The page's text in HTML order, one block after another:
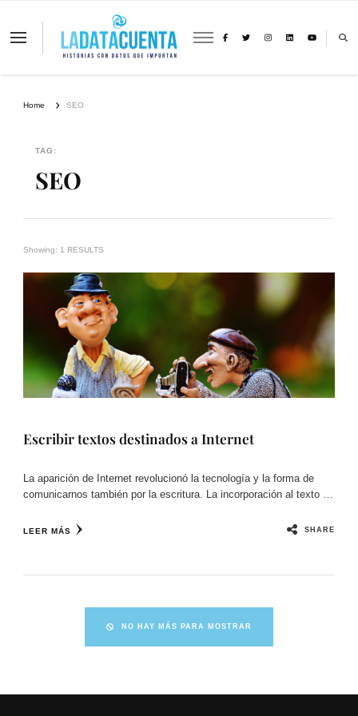
La Data Cuenta es una plataforma
Home SEO
TAG:
SEO
Showing: 1 RESULTS
Escribir textos destinados a Internet
La aparición de Internet revolucionó la tecnología y la forma de
comunicarnos también por la escritura. La incorporación al texto …
LEER MÁS SHARE
NO HAY MÁS PARA MOSTRAR